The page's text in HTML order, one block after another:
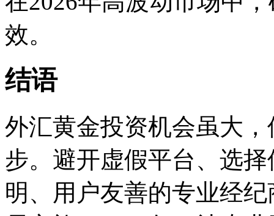
效。
结语
外汇黄金投资机会虽大
步。避开虚假平台、选择
明、用户友善的专业经